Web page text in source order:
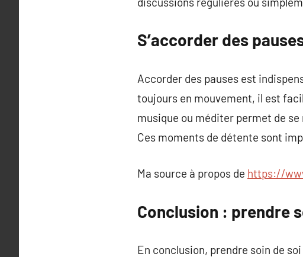
S’accorder des
Accorder des pauses est
toujours en mouvement, il est
musique ou méditer permet de se
Ces moments de détente sont
Ma source à propos de https://
Conclusion : prendre
En conclusion, prendre soin de